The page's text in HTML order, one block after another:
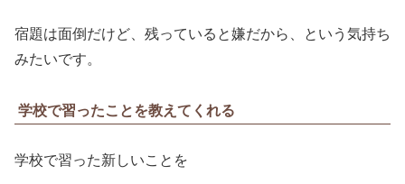
宿題は面倒だけど、残っていると嫌だから、という気持ち
みたいです。
学校で習ったことを教えてくれる
学校で習った新しいことを